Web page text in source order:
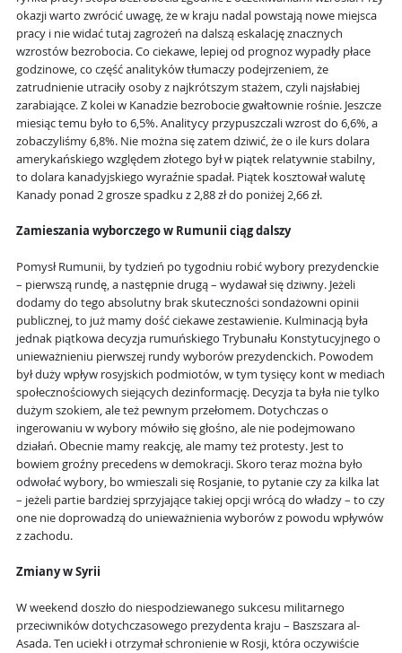
okazji warto zwrócić uwagę, że w kraju nadal powstają nowe miejsca
pracy i nie widać tutaj zagrożeń na dalszą eskalację znacznych
wzrostów bezrobocia. Co ciekawe, lepiej od prognoz wypadły płace
godzinowe, co część analityków tłumaczy podejrzeniem, że
zatrudnienie utraciły osoby z najkrótszym stażem, czyli najsłabiej
zarabiające. Z kolei w Kanadzie bezrobocie gwałtownie rośnie. Jeszcze
miesiąc temu było to 6,5%. Analitycy przypuszczali wzrost do 6,6%, a
zobaczyliśmy 6,8%. Nie można się zatem dziwić, że o ile kurs dolara
amerykańskiego względem złotego był w piątek relatywnie stabilny,
to dolara kanadyjskiego wyraźnie spadał. Piątek kosztował walutę
Kanady ponad 2 grosze spadku z 2,88 zł do poniżej 2,66 zł.
Zamieszania wyborczego w Rumunii ciąg dalszy
Pomysł Rumunii, by tydzień po tygodniu robić wybory prezydenckie
– pierwszą rundę, a następnie drugą – wydawał się dziwny. Jeżeli
dodamy do tego absolutny brak skuteczności sondażowni opinii
publicznej, to już mamy dość ciekawe zestawienie. Kulminacją była
jednak piątkowa decyzja rumuńskiego Trybunału Konstytucyjnego o
unieważnieniu pierwszej rundy wyborów prezydenckich. Powodem
był duży wpływ rosyjskich podmiotów, w tym tysięcy kont w mediach
społecznościowych siejących dezinformację. Decyzja ta była nie tylko
dużym szokiem, ale też pewnym przełomem. Dotychczas o
ingerowaniu w wybory mówiło się głośno, ale nie podejmowano
działań. Obecnie mamy reakcję, ale mamy też protesty. Jest to
bowiem groźny precedens w demokracji. Skoro teraz można było
odwołać wybory, bo wmieszali się Rosjanie, to pytanie czy za kilka lat
– jeżeli partie bardziej sprzyjające takiej opcji wrócą do władzy – to czy
one nie doprowadzą do unieważnienia wyborów z powodu wpływów
z zachodu.
Zmiany w Syrii
W weekend doszło do niespodziewanego sukcesu militarnego
przeciwników dotychczasowego prezydenta kraju – Baszszara al-
Asada. Ten uciekł i otrzymał schronienie w Rosji, która oczywiście